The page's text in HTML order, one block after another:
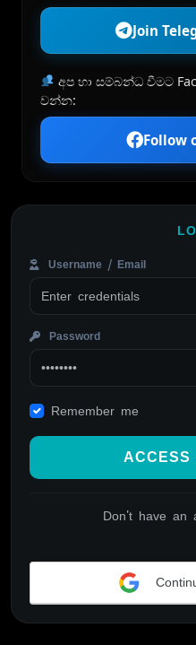
Join
අප හා සම්බන්ධ වීමට
වන්න:
Follow
Username / Email
Password
Remember me
ACCESS
Don't have an